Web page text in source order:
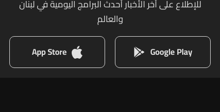
للإطلاع على أخر الأخبار أحدث البرامج اليومية في لبنان
والعالم
Google Play
App Store